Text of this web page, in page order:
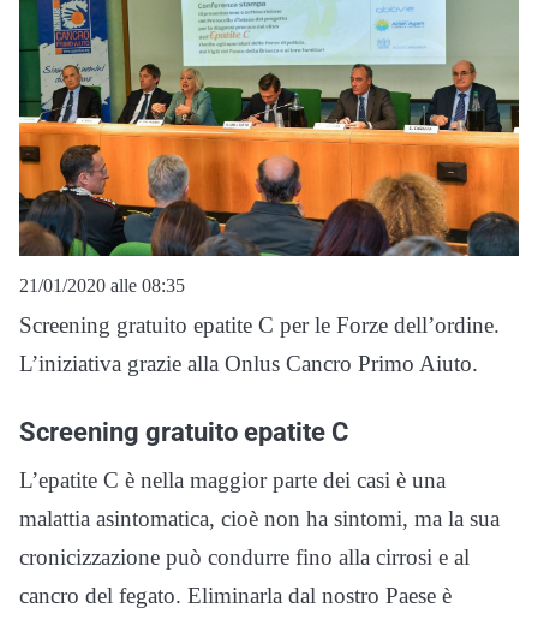
21/01/2020 alle 08:35
Screening gratuito epatite C per le Forze dell’ordine.
L’iniziativa grazie alla Onlus Cancro Primo Aiuto.
Screening gratuito epatite C
L’epatite C è nella maggior parte dei casi è una
malattia asintomatica, cioè non ha sintomi, ma la sua
cronicizzazione può condurre fino alla cirrosi e al
cancro del fegato. Eliminarla dal nostro Paese è